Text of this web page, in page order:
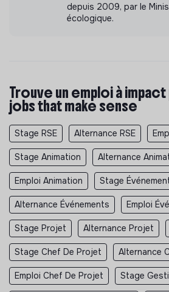
depuis 2009, par le
écologique.
Trouve un emploi à
jobs that make sense
Stage RSE Alternance RSE
Stage Animation Alternance
Emploi Animation Stage
Alternance Événements Emploi
Stage Projet Alternance Projet
Stage Chef De Projet Alternance
Emploi Chef De Projet Stage